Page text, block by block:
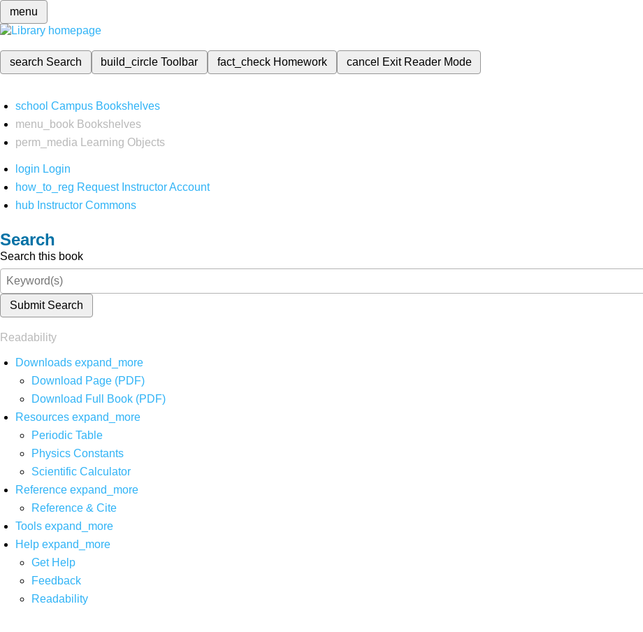
menu
search Search build_circleToolbar fact_check Homework cancel Exit Reader Mode
school Campus Bookshelves
menu_book Bookshelves
perm_media
Learning Objects
login Login
how_to_reg Request Instructor Account
hub Instructor Commons
Search
Search this book
Submit Search
Readability
Downloads expand_more
Download Page (PDF)
Download Full Book (PDF)
Resources expand_more
Periodic Table
Physics Constants
Scientific Calculator
Reference expand_more
Reference & Cite
Tools expand_more
Help expand_more
Get Help
Feedback
Readability